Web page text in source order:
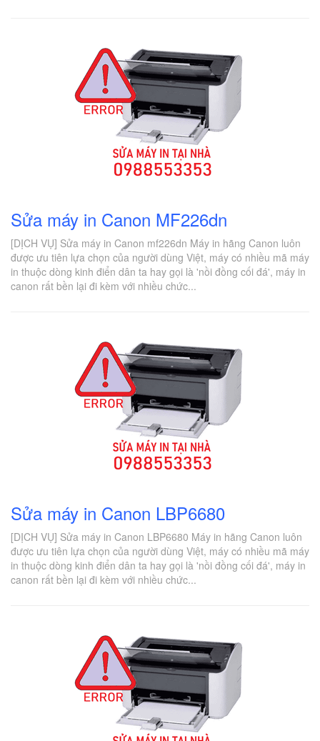
Sửa máy in Canon MF226dn
[DỊCH VỤ] Sửa máy in Canon mf226dn Máy in hãng Canon luôn
được ưu tiên lựa chọn của người dùng Việt, máy có nhiều mã máy
in thuộc dòng kinh điển dân ta hay gọi là 'nồi đồng cối đá', máy in
canon rất bền lại đi kèm với nhiều chức...
Sửa máy in Canon LBP6680
[DỊCH VỤ] Sửa máy in Canon LBP6680 Máy in hãng Canon luôn
được ưu tiên lựa chọn của người dùng Việt, máy có nhiều mã máy
in thuộc dòng kinh điển dân ta hay gọi là 'nồi đồng cối đá', máy in
canon rất bền lại đi kèm với nhiều chức...